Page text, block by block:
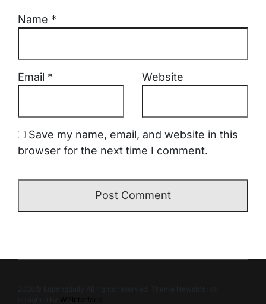
Name *
Email * Website
Save my name, email, and website in this
browser for the next time I comment.